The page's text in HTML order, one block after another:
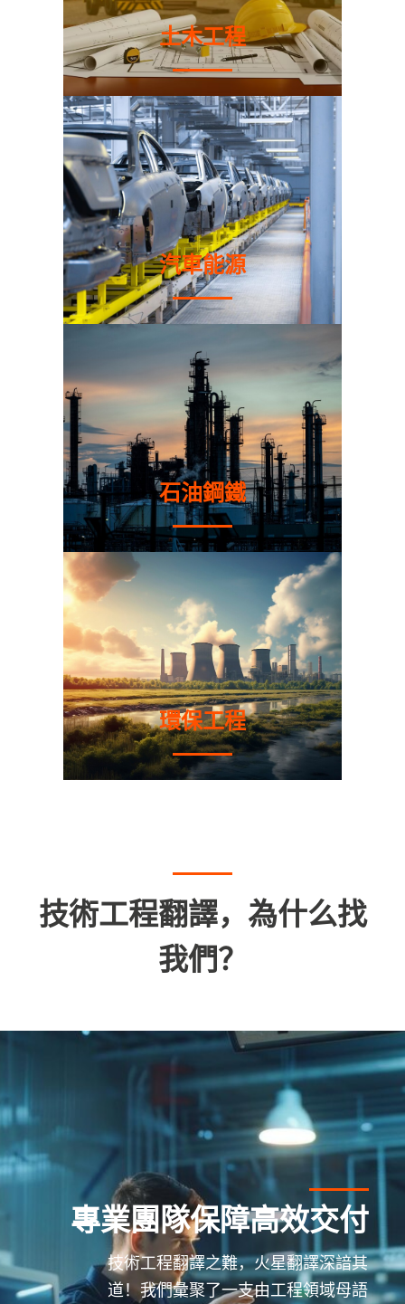
土木工程
汽車能源
石油鋼鐵
環保工程
技術工程翻譯，為什么找
我們？
專業團隊保障高效交付
技術工程翻譯之難，火星翻譯深諳其
道！我們彙聚了一支由工程領域母語